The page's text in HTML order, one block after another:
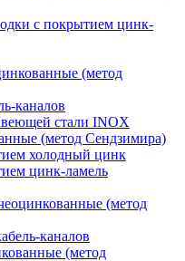
с покрытием цинк-
(метод
каналов
стали INOX
(метод Сендзимира)
холодный цинк
цинк-ламель
(метод
каналов
(метод